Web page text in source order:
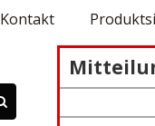
Kontakt